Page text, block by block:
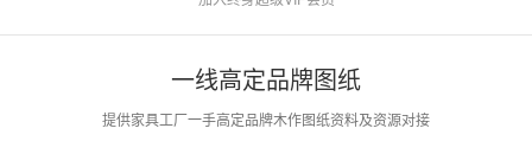
一线高定品牌图纸
提供家具工厂一手高定品牌木作图纸资料及资源对接